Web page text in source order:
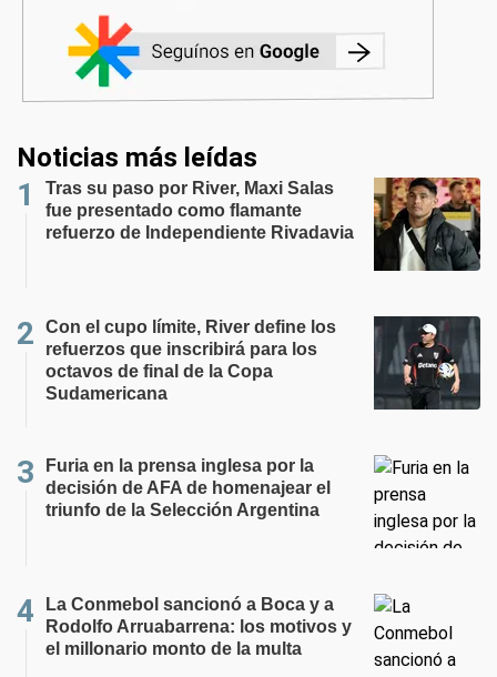
Noticias más leídas
Tras su paso por River, Maxi Salas
fue presentado como flamante
refuerzo de Independiente Rivadavia
Con el cupo límite, River define los
refuerzos que inscribirá para los
octavos de final de la Copa
Sudamericana
Furia en la prensa inglesa por la
decisión de AFA de homenajear el
triunfo de la Selección Argentina
La Conmebol sancionó a Boca y a
Rodolfo Arruabarrena: los motivos y
el millonario monto de la multa